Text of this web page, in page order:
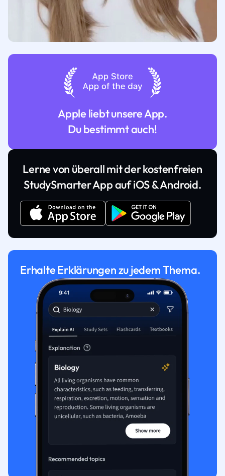
Apple liebt unsere App.
Du bestimmt auch!
Lerne von überall mit der kostenfreien
StudySmarter App auf iOS & Android.
Erhalte Erklärungen zu jedem Thema.